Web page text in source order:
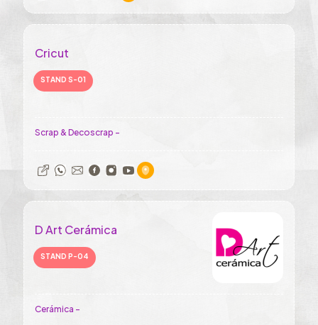
Cricut
STAND S-01
Scrap & Decoscrap -
D Art Cerámica
STAND P-04
Cerámica -